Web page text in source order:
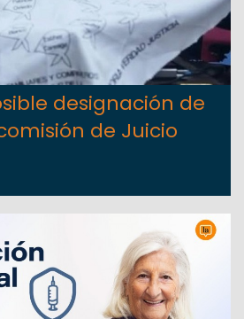
designación de
de Juicio